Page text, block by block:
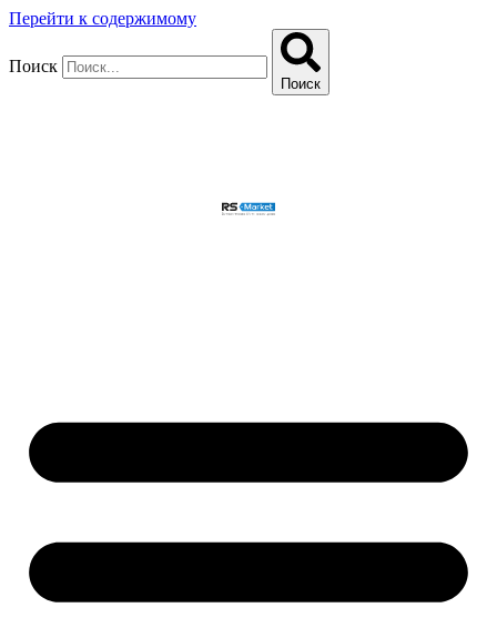
Перейти к содержимому
Поиск
Поиск